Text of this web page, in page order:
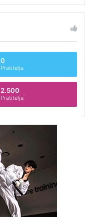
0
Pratitelja
2.500
Pratitelja